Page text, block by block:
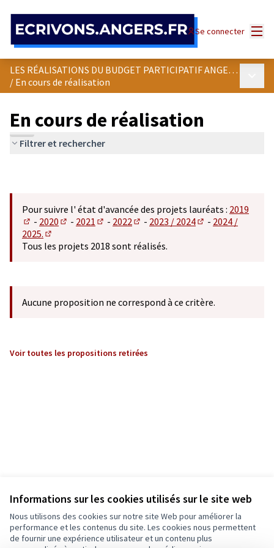
Informations sur les cookies utilisés sur le site web
Nous utilisons des cookies sur notre site Web pour améliorer la
performance et les contenus du site. Les cookies nous permettent
de fournir une expérience utilisateur et un contenu plus
Se connecter
LES RÉALISATIONS DU BUDGET PARTICIPATIF ANGEVIN
/ En cours de réalisation
En cours de réalisation
Filtrer et rechercher
Pour suivre l' état d'avancée des projets lauréats : 2019
(S'ouvre dans un nouvel onglet)
- 2020
(S'ouvre dans un nouvel onglet)
- 2021
(S'ouvre dans un nouvel onglet)
- 2022
(S'ouvre dans un nouvel onglet)
- 2023 / 2024
(S'ouvre dans un
- 2024 /
2025.
(S'ouvre dans un nouvel onglet)
Tous les projets 2018 sont réalisés.
Aucune proposition ne correspond à ce critère.
Voir toutes les propositions retirées